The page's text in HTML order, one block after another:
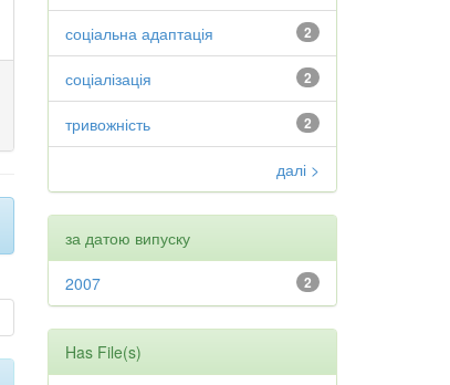
2
соціальна адаптація
2
соціалізація
2
тривожність
далі >
за датою випуску
2
2007
Has File(s)